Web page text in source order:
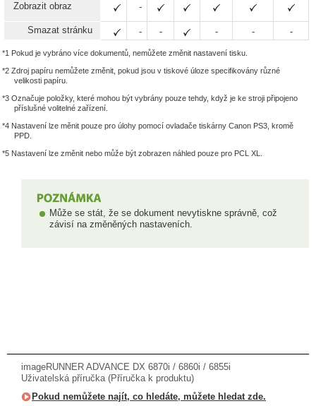
Zobrazit obraz -
Smazat stránku - - - - -
*1 Pokud je vybráno více dokumentů, nemůžete změnit nastavení tisku.
*2 Zdroj papíru nemůžete změnit, pokud jsou v tiskové úloze specifikovány různé
velikosti papíru.
*3 Označuje položky, které mohou být vybrány pouze tehdy, když je ke stroji připojeno
příslušné volitelné zařízení.
*4 Nastavení lze měnit pouze pro úlohy pomocí ovladače tiskárny Canon PS3, kromě
PPD.
*5 Nastavení lze změnit nebo může být zobrazen náhled pouze pro PCL XL.
Může se stát, že se dokument nevytiskne správně, což
závisí na změněných nastaveních.
imageRUNNER ADVANCE DX 6870i / 6860i / 6855i
Uživatelská příručka (Příručka k produktu)
Pokud nemůžete najít, co hledáte, můžete hledat zde.